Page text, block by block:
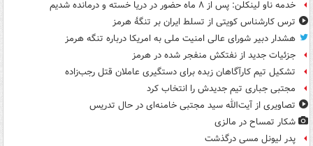
خدمه ناو لینکلن: پس از ۸ ماه حضور در دریا خسته و درمانده‌ شدیم
ترس کارشناس کویتی از تسلط ایران بر تنگۀ هرمز
هشدار دبیر شورای عالی امنیت ملی به امریکا درباره تنگه هرمز
جزئیات جدید از نفتکش منفجر شده در هرمز
تشکیل تیم کارآگاهان زبده برای دستگیری عاملان قتل رجب‌زاده
مجتبی جباری تیم جدیدش را انتخاب کرد
تصاویری از آیت‌الله سید مجتبی خامنه‌ای در حال تدریس
شکار تمساح در مالزی
پدر لیونل مسی درگذشت